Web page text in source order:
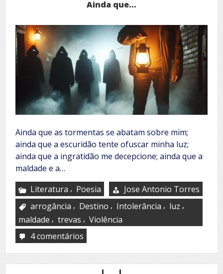
Ainda que…
Ainda que as tormentas se abatam sobre mim;
ainda que a escuridão tente ofuscar minha luz;
ainda que a ingratidão me decepcione; ainda que a
maldade e a…
Literatura , Poesia
Jose Antonio Torres
arrogância , Destino , Intolerância , luz ,
maldade , trevas , Violência
4 comentários
que…